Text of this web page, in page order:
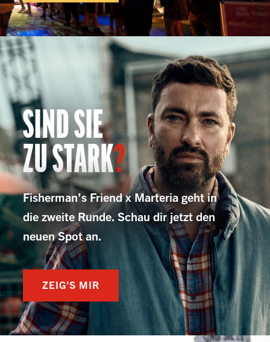
SIND SIE
ZU STARK?
Fisherman’s Friend x Marteria geht in
die zweite Runde. Schau dir jetzt den
neuen Spot an.
ZEIG'S MIR